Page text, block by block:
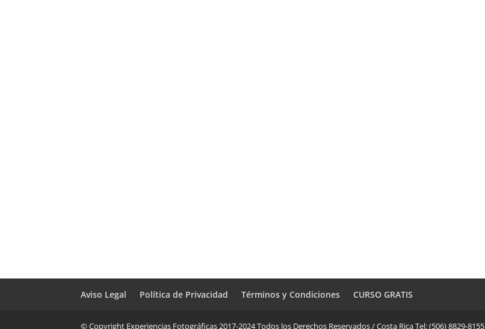
Aviso Legal Política de Privacidad Términos y Condiciones CURSO GRATIS
© Copyright Experiencias Fotográficas 2017-2024 Todos los Derechos Reservados / Costa Rica Tel: (506) 8829-8155